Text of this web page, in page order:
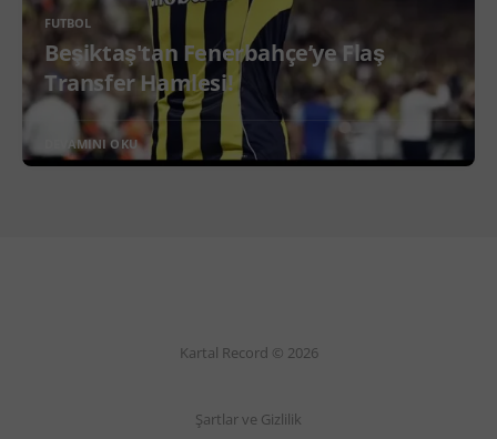
FUTBOL
Beşiktaş'tan Fenerbahçe’ye Flaş
Transfer Hamlesi!
DEVAMINI OKU
Kartal Record © 2026
Şartlar ve Gizlilik